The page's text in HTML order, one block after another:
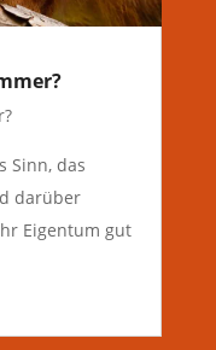
Sinn, das
darüber
Eigentum gut